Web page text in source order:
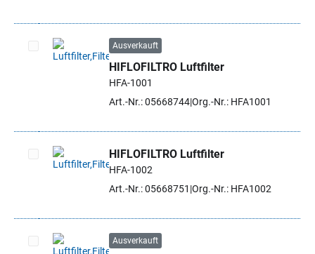
Artikel auswählen
Ausverkauft
HIFLOFILTRO Luftfilter
HFA-1001
Art.-Nr.: 05668744Org.-Nr.: HFA1001
Artikel auswählen
HIFLOFILTRO Luftfilter
HFA-1002
Art.-Nr.: 05668751 Org.-Nr.: HFA1002
Ausverkauft